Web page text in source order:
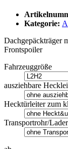
Kategorie:
Dachgepäckträger
Frontspoiler
Fahrzeuggröße
ausziehbare
Hecktürleiter zum
Transportrohr/